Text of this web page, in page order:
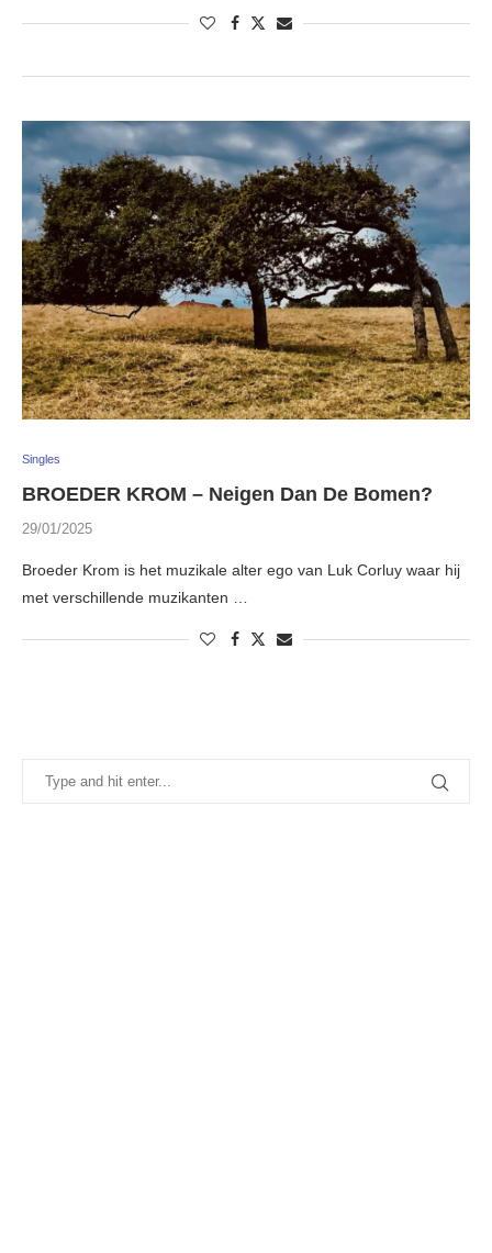
Singles
BROEDER KROM – Neigen Dan De Bomen?
29/01/2025
Broeder Krom is het muzikale alter ego van Luk Corluy waar hij
met verschillende muzikanten …